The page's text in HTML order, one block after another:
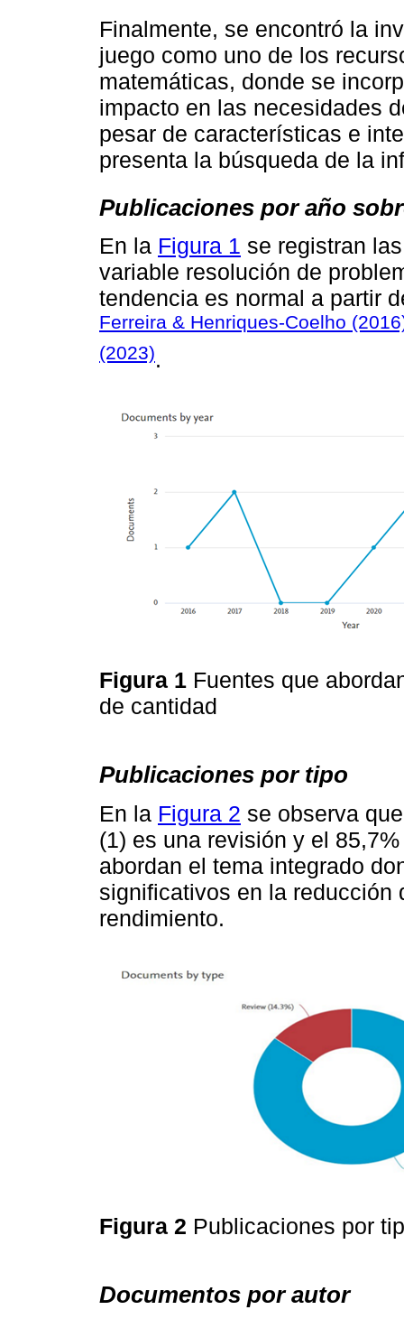
Finalmente, se encontró la
juego como uno de los
matemáticas, donde se
impacto en las necesidades
pesar de características e
presenta la búsqueda de la
Publicaciones por año
En la Figura 1 se registran
variable resolución de
tendencia es normal a partir
Ferreira & Henriques-Coelho
(2023).
Figura 1 Fuentes que
de cantidad
Publicaciones por tipo
En la Figura 2 se observa
(1) es una revisión y el
abordan el tema integrado
significativos en la reducción
rendimiento.
Figura 2 Publicaciones por
Documentos por autor